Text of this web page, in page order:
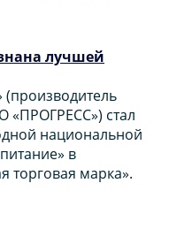
лучшей
«ПРОГРЕСС») стал
национальной
в
торговая марка».